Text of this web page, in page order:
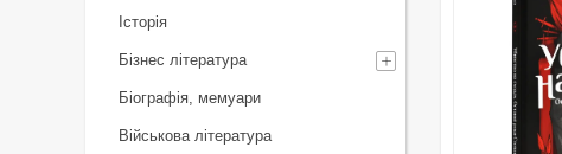
Історія
Бізнес література
Біографія, мемуари
Військова література